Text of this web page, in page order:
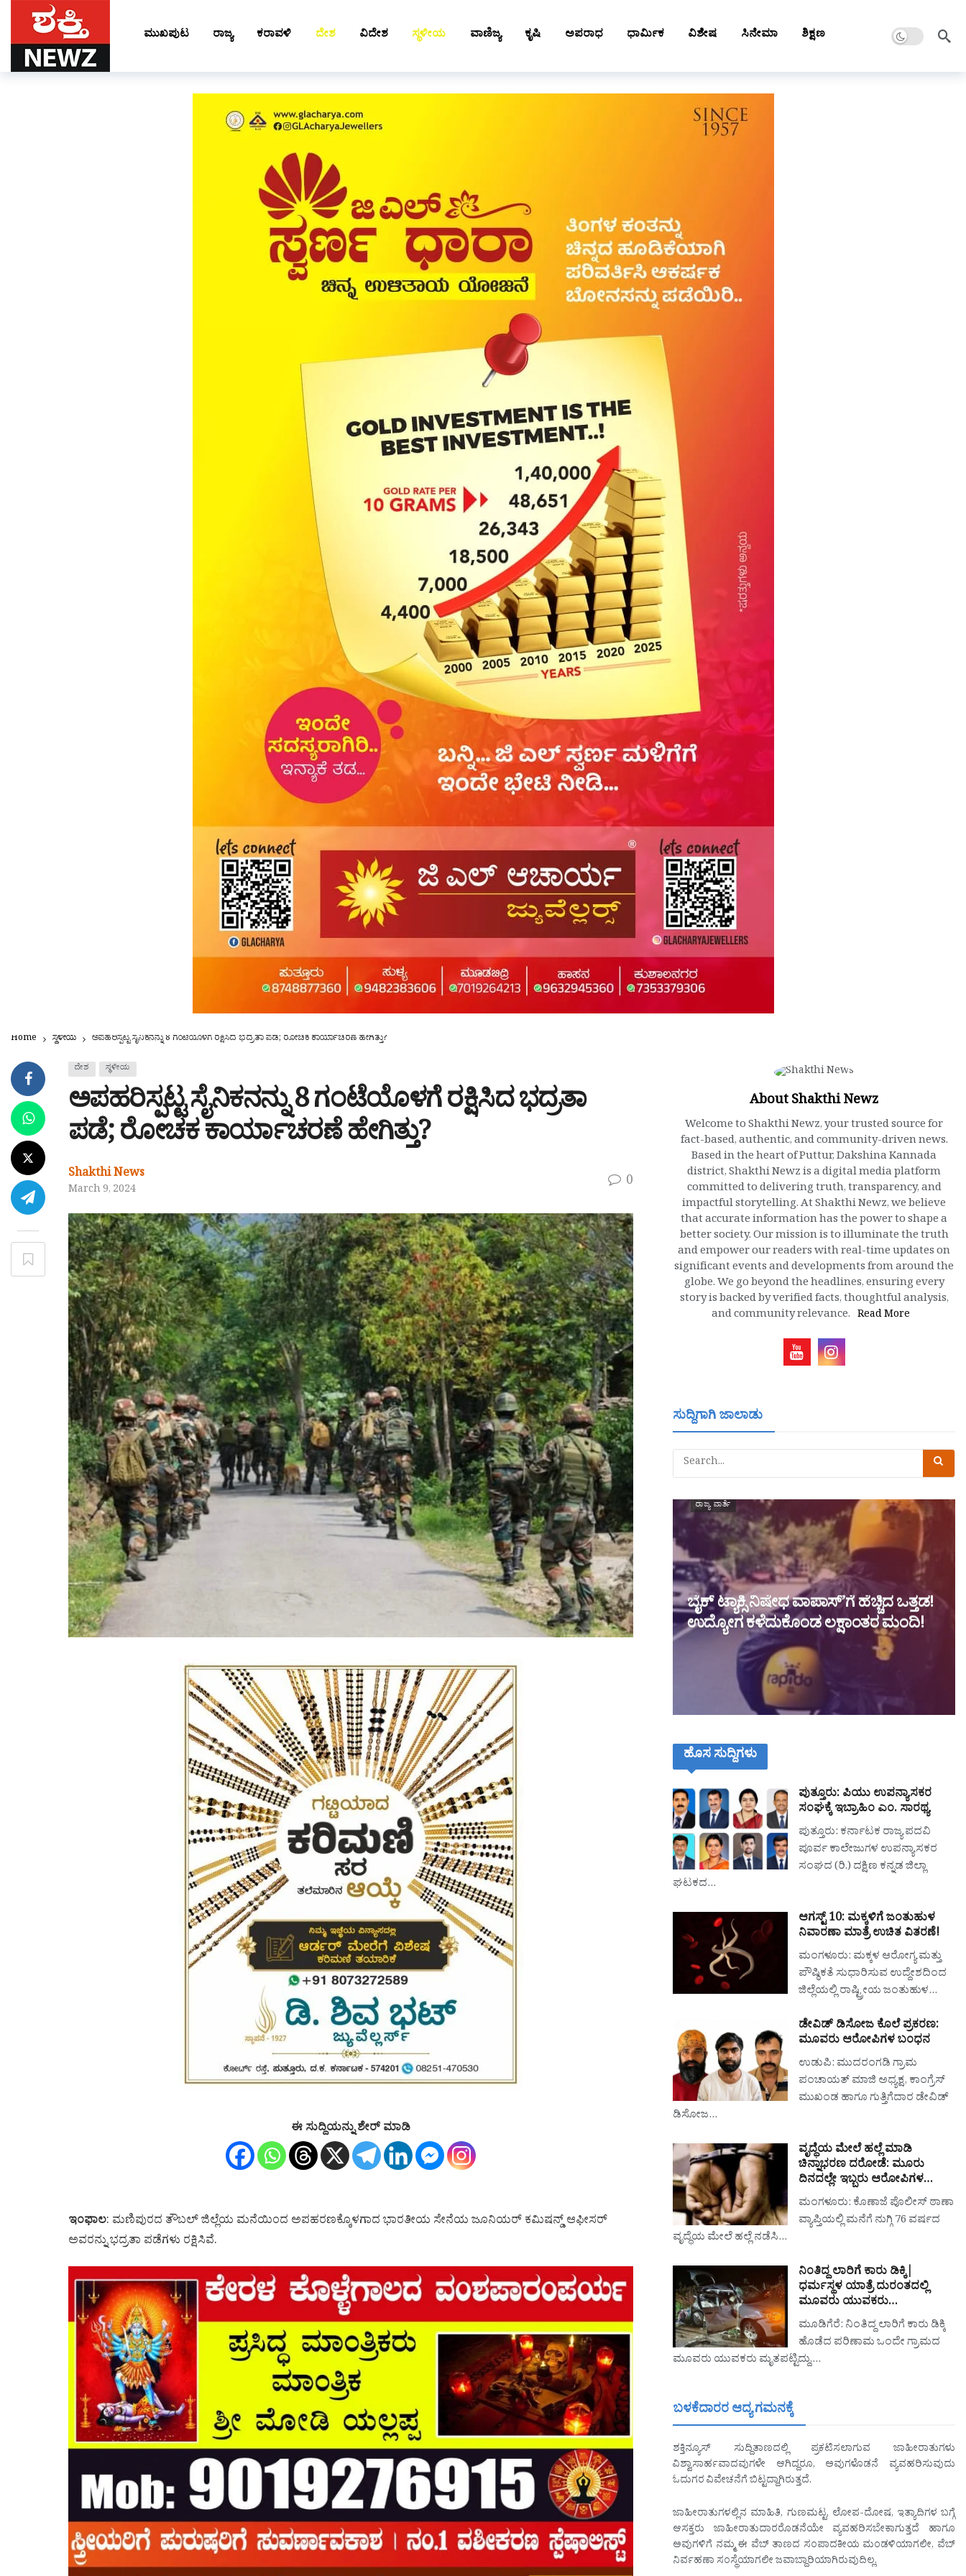
ಮುಖಪುಟ ರಾಜ್ಯ ಕರಾವಳಿ ದೇಶ ವಿದೇಶ ಸ್ಥಳೀಯ ವಾಣಿಜ್ಯ ಕೃಷಿ ಅಪರಾಧ ಧಾರ್ಮಿಕ ವಿಶೇಷ ಸಿನೇಮಾ ಶಿಕ್ಷಣ Dark mode
Home ಸ್ಥಳೀಯ ಅಪಹರಿಸ್ಪಟ್ಟ ಸೈನಿಕನನ್ನು 8 ಗಂಟೆಯೊಳಗೆ ರಕ್ಷಿಸಿದ ಭದ್ರತಾ ಪಡೆ; ರೋಚಕ ಕಾರ್ಯಾಚರಣೆ ಹೇಗಿತ್ತು?
ದೇಶ ಸ್ಥಳೀಯ
ಅಪಹರಿಸ್ಪಟ್ಟ ಸೈನಿಕನನ್ನು 8 ಗಂಟೆಯೊಳಗೆ ರಕ್ಷಿಸಿದ ಭದ್ರತಾ
ಪಡೆ; ರೋಚಕ ಕಾರ್ಯಾಚರಣೆ ಹೇಗಿತ್ತು?
Shakthi News
March 9, 2024 0
ಈ ಸುದ್ದಿಯನ್ನು ಶೇರ್ ಮಾಡಿ
ಇಂಫಾಲ: ಮಣಿಪುರದ ತೌಬಲ್ ಜಿಲ್ಲೆಯ ಮನೆಯಿಂದ ಅಪಹರಣಕ್ಕೊಳಗಾದ ಭಾರತೀಯ ಸೇನೆಯ ಜೂನಿಯರ್ ಕಮಿಷನ್ಡ್ ಆಫೀಸರ್
ಅವರನ್ನು ಭದ್ರತಾ ಪಡೆಗಳು ರಕ್ಷಿಸಿವೆ.
About Shakthi Newz
Welcome to Shakthi Newz, your trusted source for
fact-based, authentic, and community-driven news.
Based in the heart of Puttur, Dakshina Kannada
district, Shakthi Newz is a digital media platform
committed to delivering truth, transparency, and
impactful storytelling. At Shakthi Newz, we believe
that accurate information has the power to shape a
better society. Our mission is to illuminate the truth
and empower our readers with real-time updates on
significant events and developments from around the
globe. We go beyond the headlines, ensuring every
story is backed by verified facts, thoughtful analysis,
and community relevance. Read More
ಸುದ್ದಿಗಾಗಿ ಜಾಲಾಡು
ರಾಜ್ಯ ವಾರ್ತೆ
ಬೈಕ್ ಟ್ಯಾಕ್ಸಿ ನಿಷೇಧ ವಾಪಾಸ್’ಗೆ ಹೆಚ್ಚಿದ ಒತ್ತಡ!
ಉದ್ಯೋಗ ಕಳೆದುಕೊಂಡ ಲಕ್ಷಾಂತರ ಮಂದಿ!
ಹೊಸ ಸುದ್ದಿಗಳು
ಪುತ್ತೂರು: ಪಿಯು ಉಪನ್ಯಾಸಕರ
ಸಂಘಕ್ಕೆ ಇಬ್ರಾಹಿಂ ಎಂ. ಸಾರಥ್ಯ
ಪುತ್ತೂರು: ಕರ್ನಾಟಕ ರಾಜ್ಯ ಪದವಿ
ಪೂರ್ವ ಕಾಲೇಜುಗಳ ಉಪನ್ಯಾಸಕರ
ಸಂಘದ (ರಿ.) ದಕ್ಷಿಣ ಕನ್ನಡ ಜಿಲ್ಲಾ
ಘಟಕದ…
ಆಗಸ್ಟ್ 10: ಮಕ್ಕಳಿಗೆ ಜಂತುಹುಳ
ನಿವಾರಣಾ ಮಾತ್ರೆ ಉಚಿತ ವಿತರಣೆ!
ಮಂಗಳೂರು: ಮಕ್ಕಳ ಆರೋಗ್ಯ ಮತ್ತು
ಪೌಷ್ಠಿಕತೆ ಸುಧಾರಿಸುವ ಉದ್ದೇಶದಿಂದ
ಜಿಲ್ಲೆಯಲ್ಲಿ ರಾಷ್ಟ್ರೀಯ ಜಂತುಹುಳ…
ಡೇವಿಡ್ ಡಿಸೋಜ ಕೊಲೆ ಪ್ರಕರಣ:
ಮೂವರು ಆರೋಪಿಗಳ ಬಂಧನ
ಉಡುಪಿ: ಮುದರಂಗಡಿ ಗ್ರಾಮ
ಪಂಚಾಯತ್ ಮಾಜಿ ಅಧ್ಯಕ್ಷ, ಕಾಂಗ್ರೆಸ್
ಮುಖಂಡ ಹಾಗೂ ಗುತ್ತಿಗೆದಾರ ಡೇವಿಡ್
ಡಿಸೋಜ…
ವೃದ್ಧೆಯ ಮೇಲೆ ಹಲ್ಲೆ ಮಾಡಿ
ಚಿನ್ನಾಭರಣ ದರೋಡೆ: ಮೂರು
ದಿನದಲ್ಲೇ ಇಬ್ಬರು ಆರೋಪಿಗಳ…
ಮಂಗಳೂರು: ಕೊಣಾಜೆ ಪೊಲೀಸ್ ಠಾಣಾ
ವ್ಯಾಪ್ತಿಯಲ್ಲಿ ಮನೆಗೆ ನುಗ್ಗಿ 76 ವರ್ಷದ
ವೃದ್ಧೆಯ ಮೇಲೆ ಹಲ್ಲೆ ನಡೆಸಿ…
ನಿಂತಿದ್ದ ಲಾರಿಗೆ ಕಾರು ಡಿಕ್ಕಿ|
ಧರ್ಮಸ್ಥಳ ಯಾತ್ರೆ ದುರಂತದಲ್ಲಿ
ಮೂವರು ಯುವಕರು…
ಮೂಡಿಗೆರೆ: ನಿಂತಿದ್ದ ಲಾರಿಗೆ ಕಾರು ಡಿಕ್ಕಿ
ಹೊಡೆದ ಪರಿಣಾಮ ಒಂದೇ ಗ್ರಾಮದ
ಮೂವರು ಯುವಕರು ಮೃತಪಟ್ಟಿದ್ದು,…
ಬಳಕೆದಾರರ ಆದ್ಯ ಗಮನಕ್ಕೆ
ಶಕ್ತಿನ್ಯೂಸ್ ಸುದ್ದಿತಾಣದಲ್ಲಿ ಪ್ರಕಟಿಸಲಾಗುವ ಜಾಹೀರಾತುಗಳು
ವಿಶ್ವಾಸಾರ್ಹವಾದವುಗಳೇ ಆಗಿದ್ದರೂ, ಅವುಗಳೊಡನೆ ವ್ಯವಹರಿಸುವುದು
ಓದುಗರ ವಿವೇಚನೆಗೆ ಬಿಟ್ಟದ್ದಾಗಿರುತ್ತದೆ.
ಜಾಹೀರಾತುಗಳಲ್ಲಿನ ಮಾಹಿತಿ, ಗುಣಮಟ್ಟ, ಲೋಪ-ದೋಷ, ಇತ್ಯಾದಿಗಳ ಬಗ್ಗೆ
ಆಸಕ್ತರು ಜಾಹೀರಾತುದಾರರೊಡನೆಯೇ ವ್ಯವಹರಿಸಬೇಕಾಗುತ್ತದೆ ಹಾಗೂ
ಅವುಗಳಿಗೆ ನಮ್ಮ ಈ ವೆಬ್ ತಾಣದ ಸಂಪಾದಕೀಯ ಮಂಡಳಿಯಾಗಲೀ, ವೆಬ್
ನಿರ್ವಹಣಾ ಸಂಸ್ಥೆಯಾಗಲೀ ಜವಾಬ್ದಾರಿಯಾಗಿರುವುದಿಲ್ಲ.